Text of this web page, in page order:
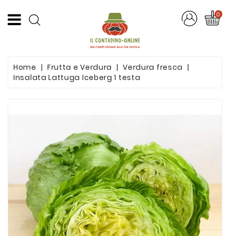
Frutta
Succhi
Frutta
Pasta
Artigianale
0
Home Frutta e Verdura
Verdura fresca
Insalata Lattuga Iceberg 1 testa